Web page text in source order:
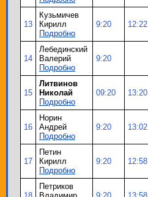
13
Кузьмичев
Кирилл
Подробно
9:20 12:22
14
Лебединский
Валерий
Подробно
9:20
15
Литвинов
Николай
Подробно
09:20 13:20
16
Норин
Андрей
Подробно
9:20 13:02
17
Петин
Кирилл
Подробно
9:20 12:58
Петриков